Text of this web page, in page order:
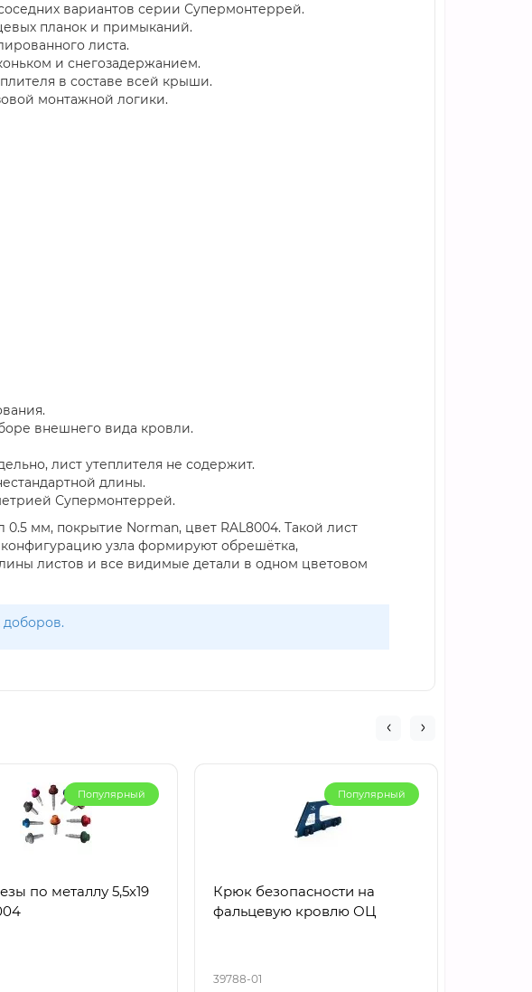
вариантов серии Супермонтеррей.
планок и примыканий.
листа.
и снегозадержанием.
в составе всей крыши.
монтажной логики.
внешнего вида кровли.
лист утеплителя не содержит.
длины.
Супермонтеррей.
мм, покрытие Norman, цвет RAL8004. Такой лист
узла формируют обрешётка,
листов и все видимые детали в одном цветовом
доборов.
Популярный
по металлу 5,5х19
Популярный
Крюк безопасности на
фальцевую кровлю ОЦ
39788-01